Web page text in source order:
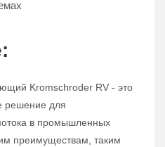
Kromschroder RV - это
решение для
в промышленных
преимуществам, таким